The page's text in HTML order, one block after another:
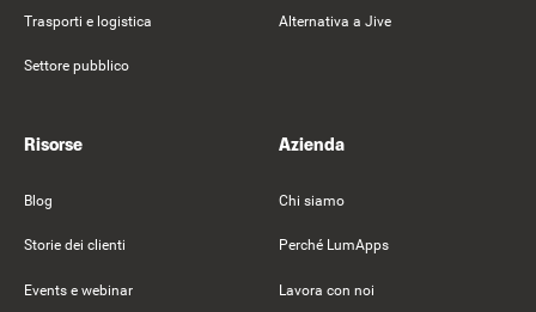
Trasporti e logistica
Settore pubblico
Alternativa a Jive
Risorse
Blog
Storie dei clienti
Events e webinar
Azienda
Chi siamo
Perché LumApps
Lavora con noi